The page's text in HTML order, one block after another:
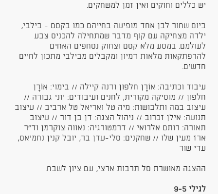
יש כללים וחוקים ואין זמן למשחקים.
ביום שחור לבן אחד מופיעה בחייהם כמו בקסם - בילבי,
ילדה מצחיקה עם קוף מדבר שמתחילה להכניס צבע
לעולמם. במסע מלא קסם וצחוק נסחפים האחים
להרפתקאות מלאות דמיון ומקבלים מבילבי מתכון לחיים
חדשים.
עיבוד וכתיבה: אוֹרָן חלפון ודנה קיילה // בימוי: אוֹרָן
חלפון // מוסיקה מקורית, לחנים ועיבודים: יוני גבורה //
עיצוב במה ותלבושות: מיה טל ואריאל טל ארביב // עיצוב
תנועה: אילן זכרוב // ניהול הצגה: דן בן דור // עיצוב
תאורה: רותם אלרואי // דרמטורגיה: נאווה צוקרמן וד״ר
ארז מעין שלו // שחקנים: סלי-עדן בר, יובל קנין נחמיאס,
עדי שור​​
ההצגה מאושרת סל תרבות ארצי, עם ציון לשבח.
לגילי 9-5​